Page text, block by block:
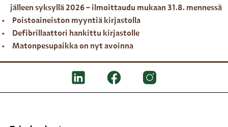
jälleen syksyllä 2026 – ilmoittaudu mukaan 31.8. mennessä
Poistoaineiston myyntiä kirjastolla
Defibrillaattori hankittu kirjastolle
Matonpesupaikka on nyt avoinna